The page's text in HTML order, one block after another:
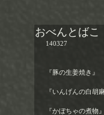
おべんとばこ
140327
『豚の生姜焼き』
『いんげんの白胡
『かぼちゃの煮物』